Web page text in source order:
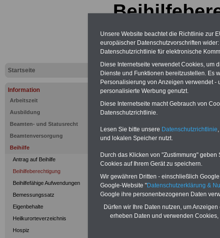
Startseite
Information
Arbeitszeit
Ausbildung
Beamten- und Statusrecht
Beamtenversorgung
Beihilfe
Antrag auf Beihilfe
Beihilfeberechtigung
Beihilfefähige Aufwendungen
Bemessungssatz
Eigenbehalte
Heilkurorteverzeichnis
Hospiz
Vorteile für den
Geldanlage - Kredite -
Selbsthilfeeinrichtungen für
vergleichen, dann
sichern
Angehörige
Beihilfen
Aufwendungen
Personen und
gewährt. Unter
Unsere Website beachtet die Richtlinie zur
europäischer Datenschutzvorschriften
Datenschutzrichtlinie für elektronische
Diese Internetseite verwendet Cookies, um
Dienste und Funktionen bereitzustellen. Es
Personalisierung von Anzeigen verwendet
personalisierte Werbung genutzt.
Diese Internetseite macht Gebrauch von
Datenschutzrichtlinie.
Lesen Sie bitte unsere Datenschutzrichtlinie
und lokalen Speicher nutzt.
Durch das Klicken von "Zustimmung"
Cookies auf Ihrem Gerät zu speichern.
Wir gewähren Dritten - einschließlich
Google-Website "Datenschutzerklärung &
Google ihre personenbezogenen Daten
Dürfen wir Ihre Daten nutzen, um
erheben Daten und verwenden